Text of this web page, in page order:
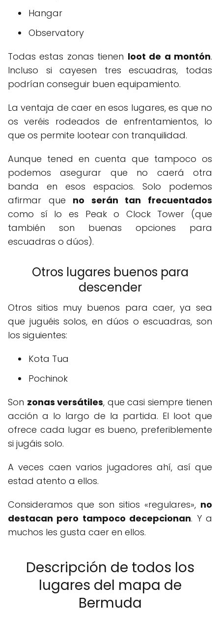
Hangar
Observatory
Todas estas zonas tienen loot de a montón.
Incluso si cayesen tres escuadras, todas
podrían conseguir buen equipamiento.
La ventaja de caer en esos lugares, es que no
os veréis rodeados de enfrentamientos, lo
que os permite lootear con tranquilidad.
Aunque tened en cuenta que tampoco os
podemos asegurar que no caerá otra
banda en esos espacios. Solo podemos
afirmar que no serán tan frecuentados
como sí lo es Peak o Clock Tower (que
también son buenas opciones para
escuadras o dúos).
Otros lugares buenos para
descender
Otros sitios muy buenos para caer, ya sea
que juguéis solos, en dúos o escuadras, son
los siguientes:
Kota Tua
Pochinok
Son zonas versátiles, que casi siempre tienen
acción a lo largo de la partida. El loot que
ofrece cada lugar es bueno, preferiblemente
si jugáis solo.
A veces caen varios jugadores ahí, así que
estad atento a ellos.
Consideramos que son sitios «regulares», no
destacan pero tampoco decepcionan. Y a
muchos les gusta caer en ellos.
Descripción de todos los
lugares del mapa de
Bermuda